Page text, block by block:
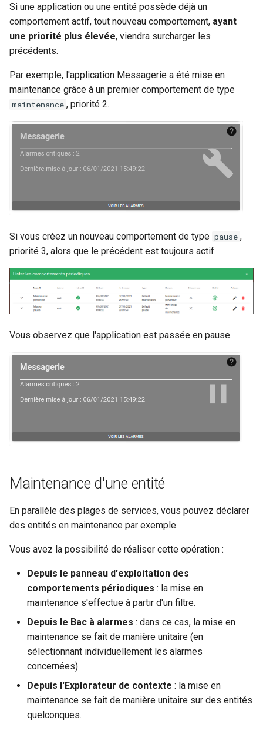
Si une application ou une entité possède déjà un
comportement actif, tout nouveau comportement, ayant
une priorité plus élevée, viendra surcharger les
précédents.
Par exemple, l'application Messagerie a été mise en
maintenance grâce à un premier comportement de type
maintenance , priorité 2.
Si vous créez un nouveau comportement de type pause ,
priorité 3, alors que le précédent est toujours actif.
Vous observez que l'application est passée en pause.
Maintenance d'une entité
En parallèle des plages de services, vous pouvez déclarer
des entités en maintenance par exemple.
Vous avez la possibilité de réaliser cette opération :
Depuis le panneau d'exploitation des
comportements périodiques : la mise en
maintenance s'effectue à partir d'un filtre.
Depuis le Bac à alarmes : dans ce cas, la mise en
maintenance se fait de manière unitaire (en
sélectionnant individuellement les alarmes
concernées).
Depuis l'Explorateur de contexte : la mise en
maintenance se fait de manière unitaire sur des entités
quelconques.